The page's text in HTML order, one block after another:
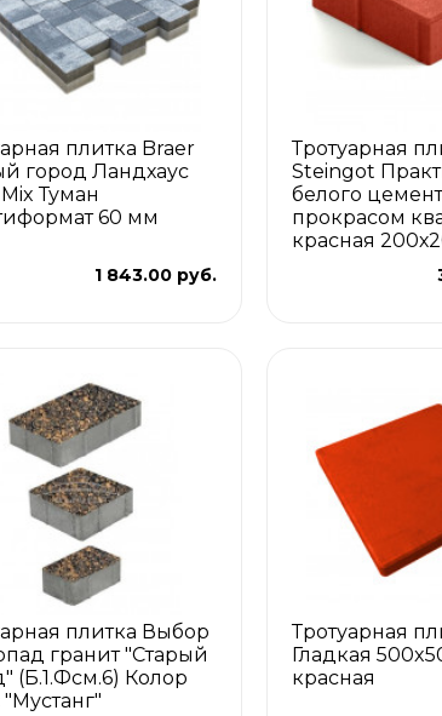
плитка Braer
город Ландхаус
Туман
60 мм
1 843.00 руб.
Тротуарная
Steingot
белого
прокрасом
красная
плитка Выбор
гранит "Старый
(Б.1.Фсм.6) Колор
Тротуарная
Гладкая
красная